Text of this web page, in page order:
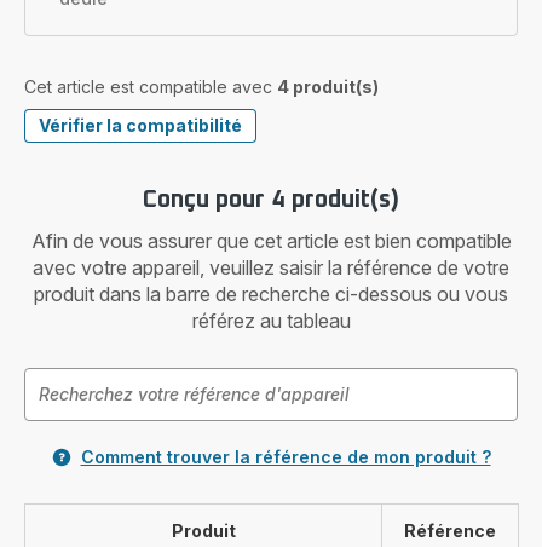
Cet article est compatible avec 4 produit(s)
Vérifier la compatibilité
Conçu pour 4 produit(s)
Afin de vous assurer que cet article est bien compatible
avec votre appareil, veuillez saisir la référence de votre
produit dans la barre de recherche ci-dessous ou vous
référez au tableau
Comment trouver la référence de mon produit ?
Produit Référence